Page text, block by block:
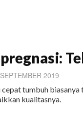
2019
cepat tumbuh
kualitasnya.